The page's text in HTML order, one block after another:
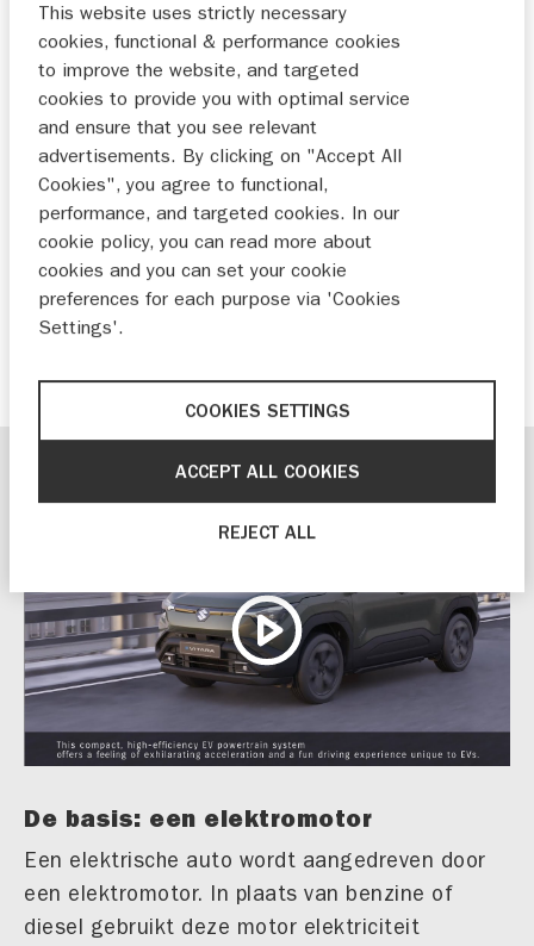
Ontdek de eerste volledig elektrische Suzuki: e
VITARA
De basis: een elektromotor
Een elektrische auto wordt aangedreven door
een elektromotor. In plaats van benzine of
diesel gebruikt deze motor elektriciteit
This website uses strictly necessary
cookies, functional & performance cookies
to improve the website, and targeted
cookies to provide you with optimal service
and ensure that you see relevant
advertisements. By clicking on "Accept All
Cookies", you agree to functional,
performance, and targeted cookies. In our
cookie policy, you can read more about
cookies and you can set your cookie
preferences for each purpose via 'Cookies
Settings'.
COOKIES SETTINGS
REJECT ALL
ACCEPT ALL COOKIES